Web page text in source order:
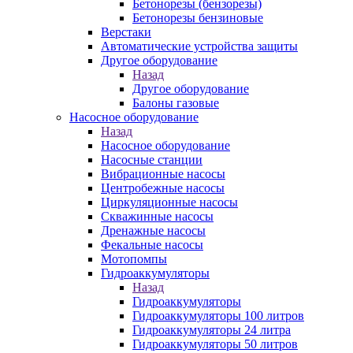
Бетонорезы (бензорезы)
Бетонорезы бензиновые
Верстаки
Автоматические устройства защиты
Другое оборудование
Назад
Другое оборудование
Балоны газовые
Насосное оборудование
Назад
Насосное оборудование
Насосные станции
Вибрационные насосы
Центробежные насосы
Циркуляционные насосы
Скважинные насосы
Дренажные насосы
Фекальные насосы
Мотопомпы
Гидроаккумуляторы
Назад
Гидроаккумуляторы
Гидроаккумуляторы 100 литров
Гидроаккумуляторы 24 литра
Гидроаккумуляторы 50 литров